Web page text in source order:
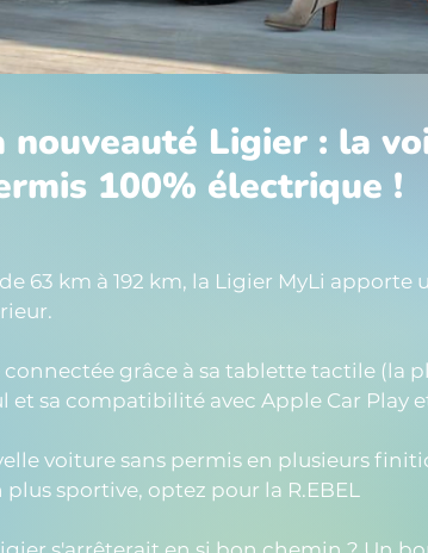
nouveauté Ligier : la
100% électrique !
63 km à 192 km, la Ligier MyLi apporte
grâce à sa tablette tactile (la
et sa compatibilité avec Apple Car Play
voiture sans permis en plusieurs
sportive, optez pour la R.EBEL